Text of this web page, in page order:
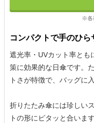
※各
コンパクトで手のひ
遮光率・UVカット率とも
策に効果的な日傘です。
トさが特徴で、バッグに
折りたたみ傘には珍しい
トの形にピタッと合いま